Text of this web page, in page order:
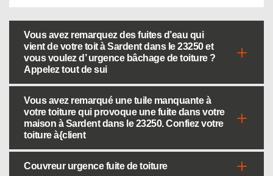
Vous avez remarquez des fuites d’eau qui
vient de votre toit à Sardent dans le 23250 et
vous voulez d’ urgence bâchage de toiture ?
Appelez tout de sui
Vous avez remarqué une tuile manquante à
votre toiture qui provoque une fuite dans votre
maison à Sardent dans le 23250. Confiez votre
toiture à{client
Couvreur urgence fuite de toiture